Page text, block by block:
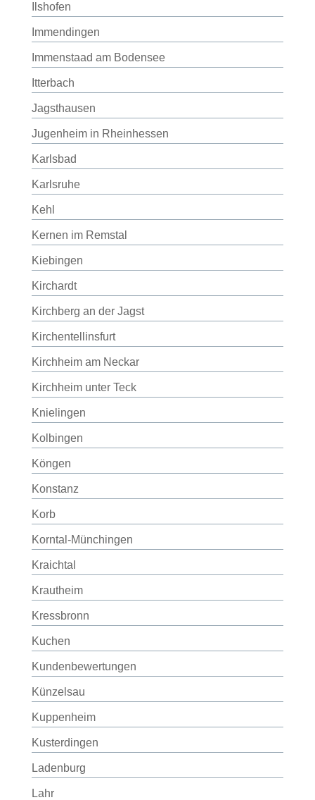
Ilshofen
Immendingen
Immenstaad am Bodensee
Itterbach
Jagsthausen
Jugenheim in Rheinhessen
Karlsbad
Karlsruhe
Kehl
Kernen im Remstal
Kiebingen
Kirchardt
Kirchberg an der Jagst
Kirchentellinsfurt
Kirchheim am Neckar
Kirchheim unter Teck
Knielingen
Kolbingen
Köngen
Konstanz
Korb
Korntal-Münchingen
Kraichtal
Krautheim
Kressbronn
Kuchen
Kundenbewertungen
Künzelsau
Kuppenheim
Kusterdingen
Ladenburg
Lahr